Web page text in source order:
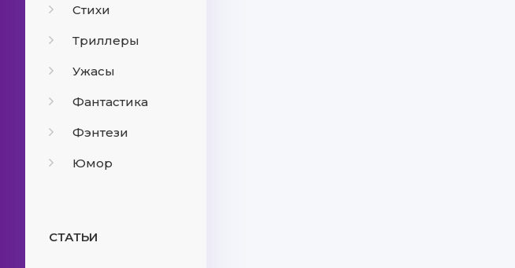
Стихи
Триллеры
Ужасы
Фантастика
Фэнтези
Юмор
СТАТЬИ